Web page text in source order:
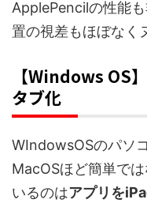
ApplePencilの性能
置の視差もほぼなく
【Windows OS
タブ化
WIndowsOSのパソ
MacOSほど簡単で
いるのはアプリを